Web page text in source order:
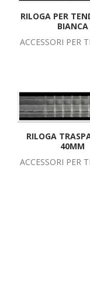
RILOGA PER
BIANCA
ACCESSORI PER
RILOGA
40MM
ACCESSORI PER